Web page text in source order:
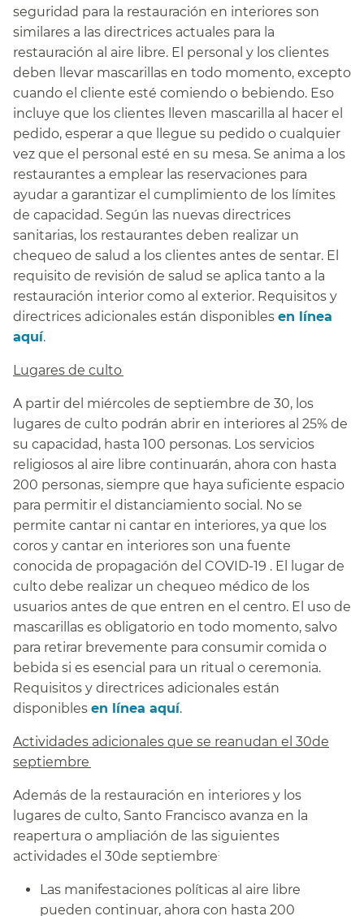
seguridad para la restauración en interiores son
similares a las directrices actuales para la
restauración al aire libre. El personal y los clientes
deben llevar mascarillas en todo momento, excepto
cuando el cliente esté comiendo o bebiendo. Eso
incluye que los clientes lleven mascarilla al hacer el
pedido, esperar a que llegue su pedido o cualquier
vez que el personal esté en su mesa. Se anima a los
restaurantes a emplear las reservaciones para
ayudar a garantizar el cumplimiento de los límites
de capacidad. Según las nuevas directrices
sanitarias, los restaurantes deben realizar un
chequeo de salud a los clientes antes de sentar. El
requisito de revisión de salud se aplica tanto a la
restauración interior como al exterior. Requisitos y
directrices adicionales están disponibles en línea
aquí.​​
Lugares de culto​​
A partir del miércoles de septiembre de 30, los
lugares de culto podrán abrir en interiores al 25% de
su capacidad, hasta 100 personas. Los servicios
religiosos al aire libre continuarán, ahora con hasta
200 personas, siempre que haya suficiente espacio
para permitir el distanciamiento social. No se
permite cantar ni cantar en interiores, ya que los
coros y cantar en interiores son una fuente
conocida de propagación del COVID-19 . El lugar de
culto debe realizar un chequeo médico de los
usuarios antes de que entren en el centro. El uso de
mascarillas es obligatorio en todo momento, salvo
para retirar brevemente para consumir comida o
bebida si es esencial para un ritual o ceremonia.
Requisitos y directrices adicionales están
disponibles en línea aquí.​​
Actividades adicionales que se reanudan el 30de
septiembre​​
Además de la restauración en interiores y los
lugares de culto, Santo Francisco avanza en la
reapertura o ampliación de las siguientes
actividades el 30de septiembre:
Las manifestaciones políticas al aire libre
pueden continuar, ahora con hasta 200